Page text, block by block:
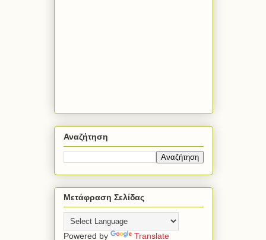
Αναζήτηση
Μετάφραση Σελίδας
Powered by Translate